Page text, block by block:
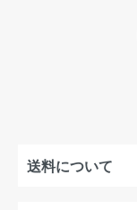
送料について